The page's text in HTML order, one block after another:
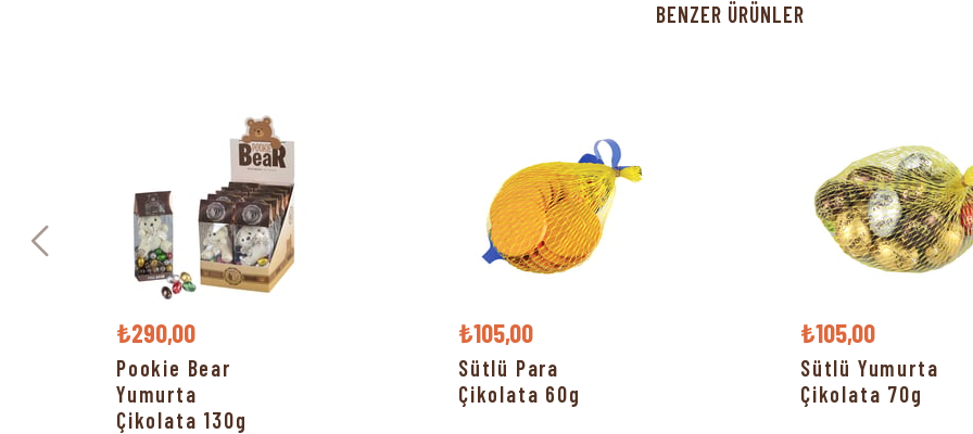
BENZER ÜRÜNLER
₺290,00
Pookie Bear
Yumurta
Çikolata 130g
₺105,00
Sütlü Para
Çikolata 60g
₺105,00
Sütlü Yumurta
Çikolata 70g